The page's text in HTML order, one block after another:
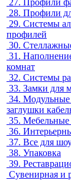
27. Профили
28. Профили
29. Системы
профилей
30.
31.
комнат
32. Системы
33. Замки для
34. Модульные
заглушки
35. Мебельные
36.
37. Все для
38. Упаковка
39.
Сувенирная и